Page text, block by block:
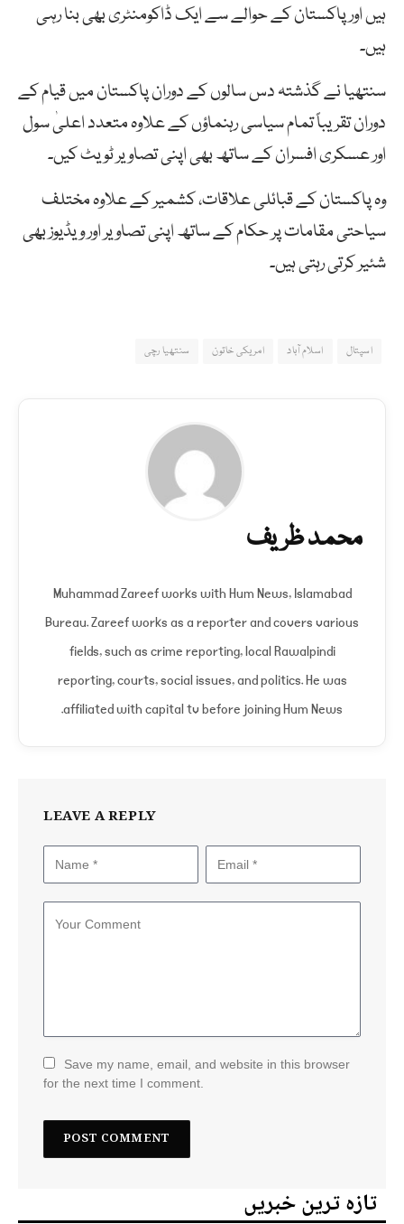
ہیں اور پاکستان کے حوالے سے ایک ڈاکومنٹری بھی بنا رہی
ہیں۔
سنتھیا نے گذشتہ دس سالوں کے دوران پاکستان میں قیام کے
دوران تقریباً تمام سیاسی رہنماؤں کے علاوہ متعدد اعلیٰ سول
اور عسکری افسران کے ساتھ بھی اپنی تصاویر ٹویٹ کیں۔
وہ پاکستان کے قبائلی علاقات، کشمیر کے علاوہ مختلف
سیاحتی مقامات پر حکام کے ساتھ اپنی تصاویر اور ویڈیوز بھی
شئیر کرتی رہتی ہیں۔
اسپتال اسلام آباد امریکی خاتون سنتھیا رچی
محمد ظریف
Muhammad Zareef works with Hum News, Islamabad
Bureau. Zareef works as a reporter and covers various
fields, such as crime reporting, local Rawalpindi
reporting, courts, social issues, and politics. He was
affiliated with capital tv before joining Hum News.
LEAVE A REPLY
Save my name, email, and website in this browser
for the next time I comment.
تازہ ترین خبریں